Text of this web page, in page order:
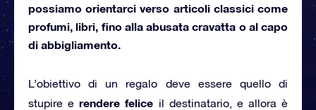
possiamo orientarci verso articoli classici come
profumi, libri, fino alla abusata cravatta o al capo
di abbigliamento.
L’obiettivo di un regalo deve essere quello di
stupire erendere felice il destinatario, e allora è